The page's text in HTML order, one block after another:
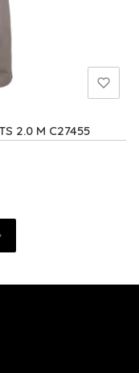
2.0 M C27455